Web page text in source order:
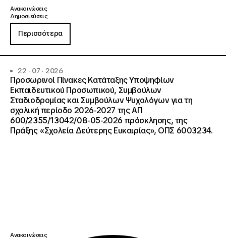
Ανακοινώσεις
Δημοσιεύσεις
Περισσότερα
22 · 07 · 2026
Προσωρινοί Πίνακες Κατάταξης Υποψηφίων
Εκπαιδευτικού Προσωπικού, Συμβούλων
Σταδιοδρομίας και Συμβούλων Ψυχολόγων για τη
σχολική περίοδο 2026-2027 της ΑΠ
600/2355/13042/08-05-2026 πρόσκλησης, της
Πράξης «Σχολεία Δεύτερης Ευκαιρίας», ΟΠΣ 6003234.
Ανακοινώσεις